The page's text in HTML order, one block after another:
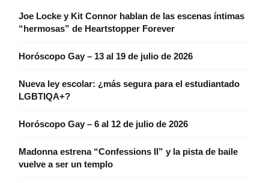
Joe Locke y Kit Connor hablan de las escenas íntimas
“hermosas” de Heartstopper Forever
Horóscopo Gay – 13 al 19 de julio de 2026
Nueva ley escolar: ¿más segura para el estudiantado
LGBTIQA+?
Horóscopo Gay – 6 al 12 de julio de 2026
Madonna estrena “Confessions II” y la pista de baile
vuelve a ser un templo